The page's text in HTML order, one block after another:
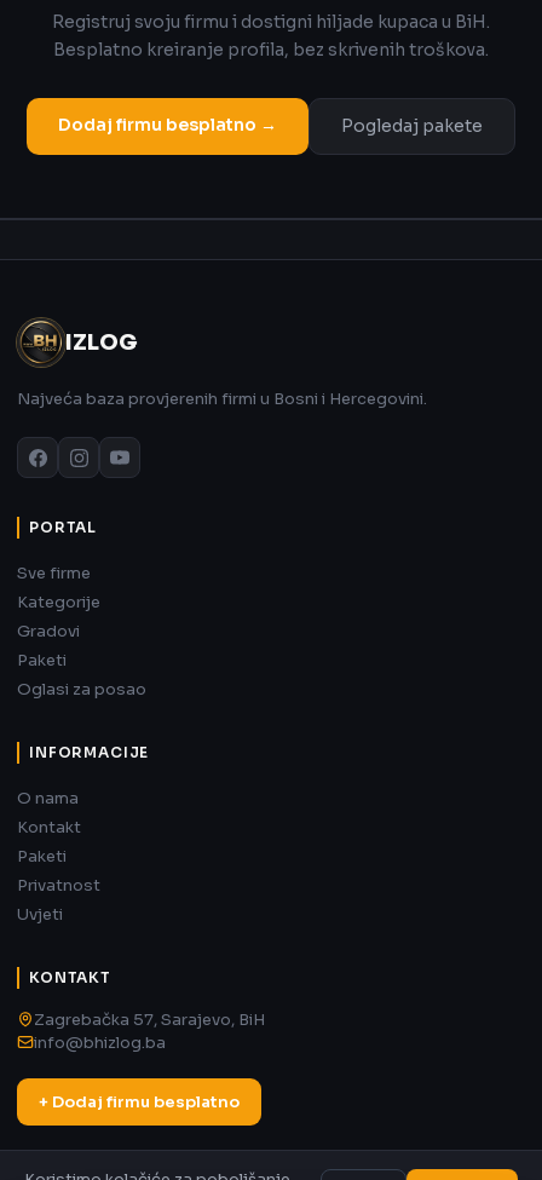
Registruj svoju firmu i dostigni hiljade kupaca u BiH.
Besplatno kreiranje profila, bez skrivenih troškova.
Dodaj firmu besplatno → Pogledaj pakete
IZLOG
Najveća baza provjerenih firmi u Bosni i Hercegovini.
PORTAL
Sve firme
Kategorije
Gradovi
Paketi
Oglasi za posao
INFORMACIJE
O nama
Kontakt
Paketi
Privatnost
Uvjeti
KONTAKT
Zagrebačka 57, Sarajevo, BiH
info@bhizlog.ba
+ Dodaj firmu besplatno